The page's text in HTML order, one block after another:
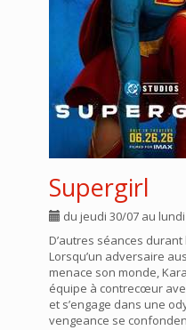
Supergirl
du jeudi 30/07 au
D’autres séances
Lorsqu’un adversaire
menace son monde,
équipe à contrecœur
et s’engage dans une
vengeance se